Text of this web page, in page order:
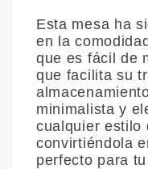
Esta mesa ha
en la
que es fácil de
que facilita su
minimalista y
cualquier estilo
convirtiéndola
perfecto para